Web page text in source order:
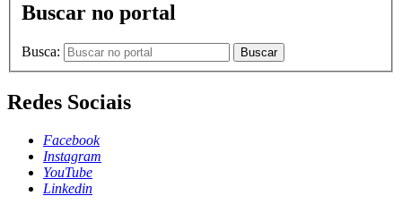
Buscar no portal
Busca: Buscar
Redes Sociais
Facebook
Instagram
YouTube
Linkedin